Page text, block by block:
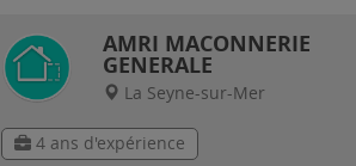
AMRI MACONNERIE
GENERALE
La Seyne-sur-Mer
4 ans d'expérience